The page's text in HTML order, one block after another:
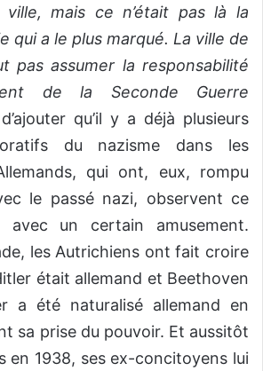
mais ce n’était pas là la
qui a le plus marqué. La ville de
pas assumer la responsabilité
de la Seconde Guerre
qu’il y a déjà plusieurs
du nazisme dans les
qui ont, eux, rompu
le passé nazi, observent ce
avec un certain amusement.
les Autrichiens ont fait croire
était allemand et Beethoven
a été naturalisé allemand en
sa prise du pouvoir. Et aussitôt
en 1938, ses ex-concitoyens lui